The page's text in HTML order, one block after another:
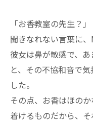
「お香教室の先生？」
聞きなれない言葉に、
彼女は鼻が敏感で、
と、その不協和音で
した。
その点、お香はほの
着けるものだから、